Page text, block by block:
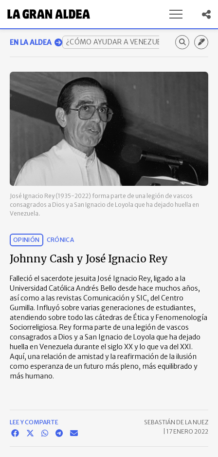
EN LA ALDEA ¿CÓMO AYUDAR A VENEZUELA? GUÍA
José Ignacio Rey (1935-2022) forma parte de una legión de vascos
consagrados a Dios y a San Ignacio de Loyola que ha dejado huella en
Venezuela.
OPINIÓN CRÓNICA
Johnny Cash y José Ignacio Rey
Falleció el sacerdote jesuita José Ignacio Rey, ligado a la
Universidad Católica Andrés Bello desde hace muchos años,
así como a las revistas Comunicación y SIC, del Centro
Gumilla. Influyó sobre varias generaciones de estudiantes,
atendiendo sobre todo las cátedras de Ética y Fenomenología
Sociorreligiosa. Rey forma parte de una legión de vascos
consagrados a Dios y a San Ignacio de Loyola que ha dejado
huella en Venezuela durante el siglo XX y lo que va del XXI.
Aquí, una relación de amistad y la reafirmación de la ilusión
como esperanza de un futuro más pleno, más equilibrado y
más humano.
LEE Y COMPARTE
SEBASTIÁN DE LA NUEZ
17 ENERO 2022